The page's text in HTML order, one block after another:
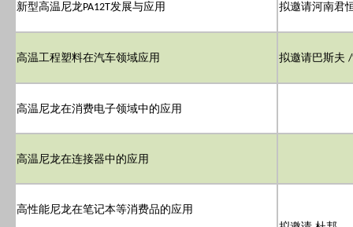
新型高温尼龙PA12T发展与应用 拟邀请河南君
高温工程塑料在汽车领域应用 拟邀请巴斯夫 /
高温尼龙在消费电子领域中的应用
高温尼龙在连接器中的应用
高性能尼龙在笔记本等消费品的应用